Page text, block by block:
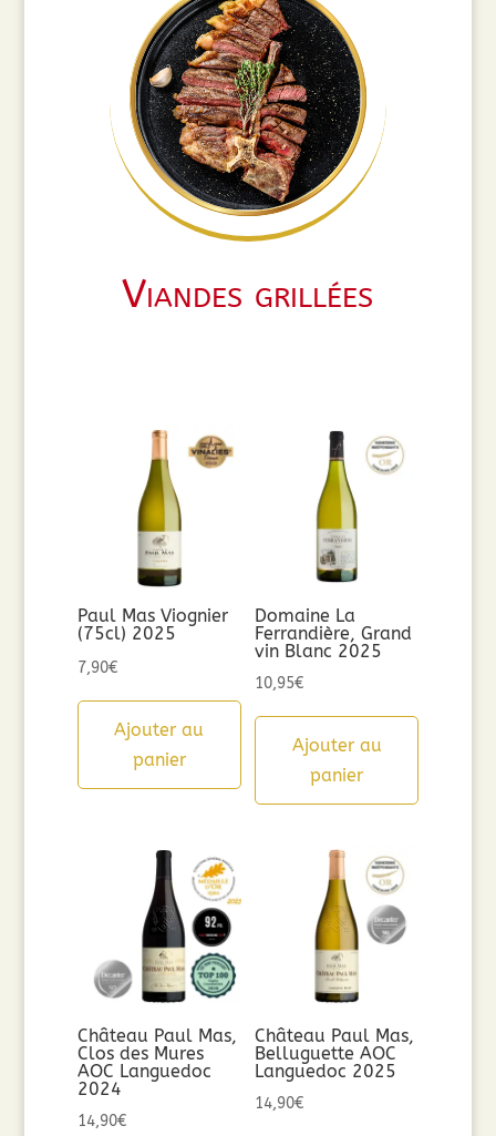
Viandes grillées
Paul Mas Viognier
(75cl) 2025
7,90€
Ajouter au
panier
Domaine La
Ferrandière, Grand
vin Blanc 2025
10,95€
Ajouter au
panier
Château Paul Mas,
Clos des Mures
AOC Languedoc
2024
14,90€
Château Paul Mas,
Belluguette AOC
Languedoc 2025
14,90€